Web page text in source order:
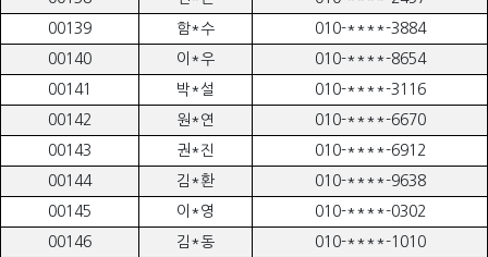
00139
함*수
010-****-3884
00140
이*우
010-****-8654
00141
박*설
010-****-3116
00142
원*연
010-****-6670
00143
권*진
010-****-6912
00144
김*환
010-****-9638
00145
이*영
010-****-0302
00146
김*동
010-****-1010